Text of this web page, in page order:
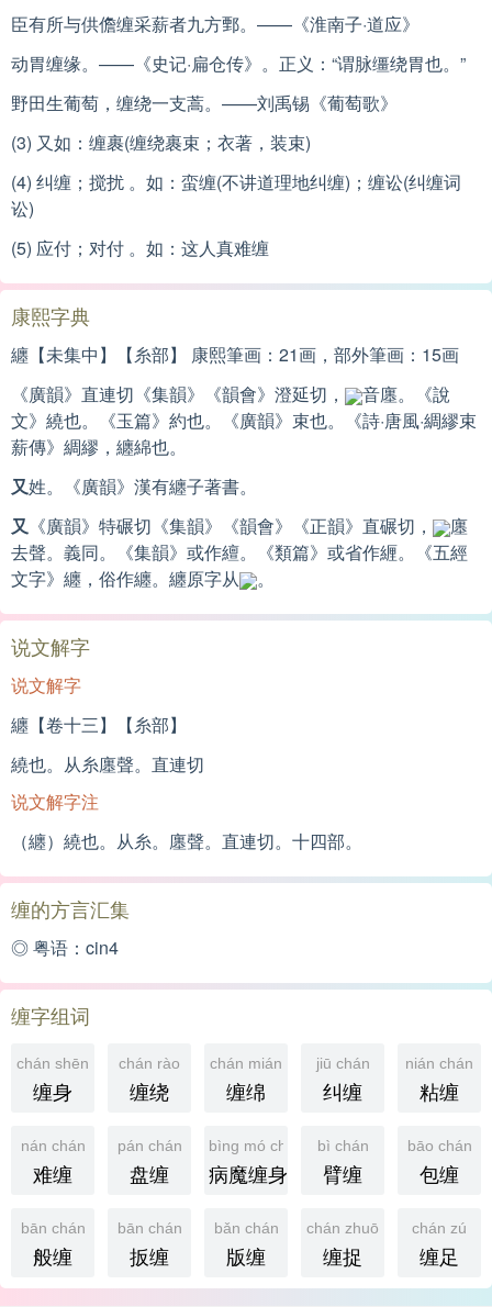
臣有所与供儋缠采薪者九方鄄。——《淮南子·道应》
动胃缠缘。——《史记·扁仓传》。正义：“谓脉缰绕胃也。”
野田生葡萄，缠绕一支蒿。——刘禹锡《葡萄歌》
(3) 又如：缠裹(缠绕裹束；衣著，装束)
(4) 纠缠；搅扰 。如：蛮缠(不讲道理地纠缠)；缠讼(纠缠词
讼)
(5) 应付；对付 。如：这人真难缠
康熙字典
纏【未集中】【糸部】 康熙筆画：21画，部外筆画：15画
《廣韻》直連切《集韻》《韻會》澄延切，
音廛。《說
文》繞也。《玉篇》約也。《廣韻》束也。《詩·唐風·綢繆束
薪傳》綢繆，纏綿也。
又姓。《廣韻》漢有纏子著書。
又 《廣韻》特碾切《集韻》《韻會》《正韻》直碾切，
廛
去聲。義同。《集韻》或作繵。《類篇》或省作緾。《五經
文字》纏，俗作纏。纏原字从
。
说文解字
说文解字
纏【卷十三】【糸部】
繞也。从糸廛聲。直連切
说文解字注
（纏）繞也。从糸。廛聲。直連切。十四部。
缠的方言汇集
◎ 粤语：cin4
缠字组词
chán shēn
缠身
chán rào
缠绕
chán mián
缠绵
jiū chán
纠缠
nián chán
粘缠
nán chán
难缠
pán chán
盘缠
bìng mó chán shēn
病魔缠身
bì chán
臂缠
bāo chán
包缠
bān chán
般缠
bān chán
扳缠
bǎn chán
版缠
chán zhuō
缠捉
chán zú
缠足